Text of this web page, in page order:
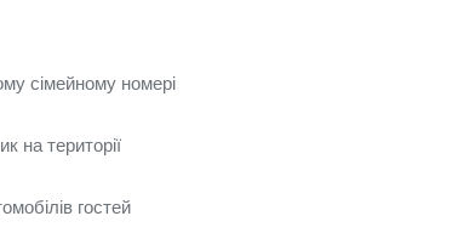
сімейному номері
на території
гостей